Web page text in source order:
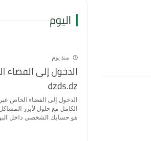
اليوم
منذ يوم
الدخول إلى
dzds.dz
الكامل مع حلول لأبرز
هو حسابك الشخصي داخل